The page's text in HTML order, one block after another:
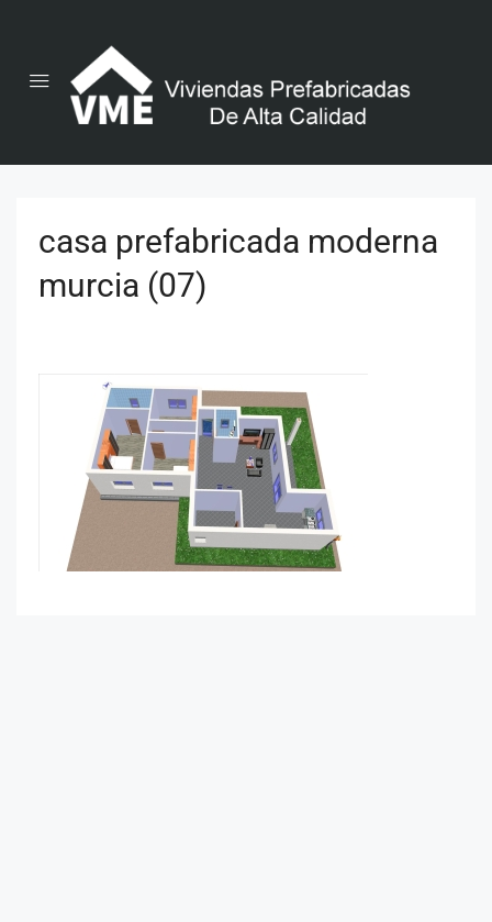
casa prefabricada moderna
murcia (07)